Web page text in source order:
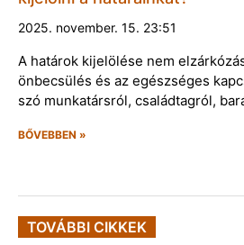
2025. november. 15. 23:51
A határok kijelölése nem
önbecsülés és az egészséges
szó munkatársról, családtagról,
BŐVEBBEN »
TOVÁBBI CIKKEK